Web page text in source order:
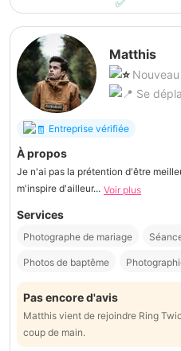
Matthis
Nouveau
Se
Entreprise vérifiée
À propos
Je n'ai pas la prétention d'être
m'inspire d'ailleur... Voir plus
Services
Photographe de mariage
Photos de baptême
Pas encore d'avis
Matthis vient de rejoindre Ring
coup de main.